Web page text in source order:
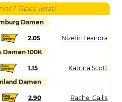
Tippt jetzt!
Damen
2.05
Nizetic Leandra
Damen 100K
1.15
Katrina Scott
Damen
2.90 Rachel Gailis